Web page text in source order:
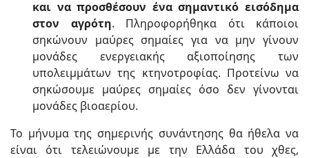
και να προσθέσουν ένα σημαντικό εισόδημα
στον αγρότη. Πληροφορήθηκα ότι κάποιοι
σηκώνουν μαύρες σημαίες για να μην γίνουν
μονάδες ενεργειακής αξιοποίησης των
υπολειμμάτων της κτηνοτροφίας. Προτείνω να
σηκώσουμε μαύρες σημαίες όσο δεν γίνονται
μονάδες βιοαερίου.
Το μήνυμα της σημερινής συνάντησης θα ήθελα να
είναι ότι τελειώνουμε με την Ελλάδα του χθες,